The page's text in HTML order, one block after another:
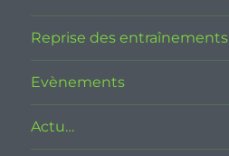
Reprise des entraînements
Evènements
Actu…